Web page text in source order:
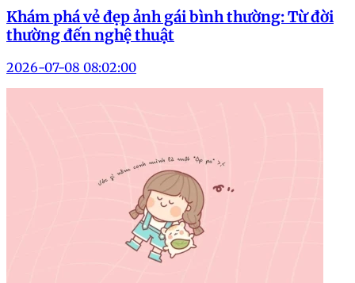
Khám phá vẻ đẹp ảnh gái bình thường: Từ đời
thường đến nghệ thuật
2026-07-08 08:02:00